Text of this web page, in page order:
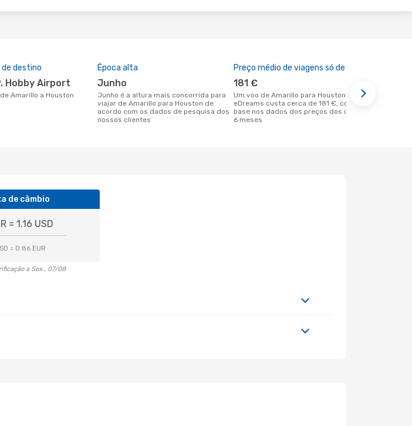
destino
Hobby Airport
de Amarillo a Houston
Época alta
junho
junho é a altura mais concorrida para
viajar de Amarillo para Houston de
acordo com os dados de pesquisa dos
nossos clientes
Preço médio de viagens só de ida
181 €
Um voo de Amarillo para Houston na
eDreams custa cerca de 181 €, com
base nos dados dos preços dos últimos
6 meses
de câmbio
= 1.16 USD
= 0.86 EUR
a Sex., 07/08